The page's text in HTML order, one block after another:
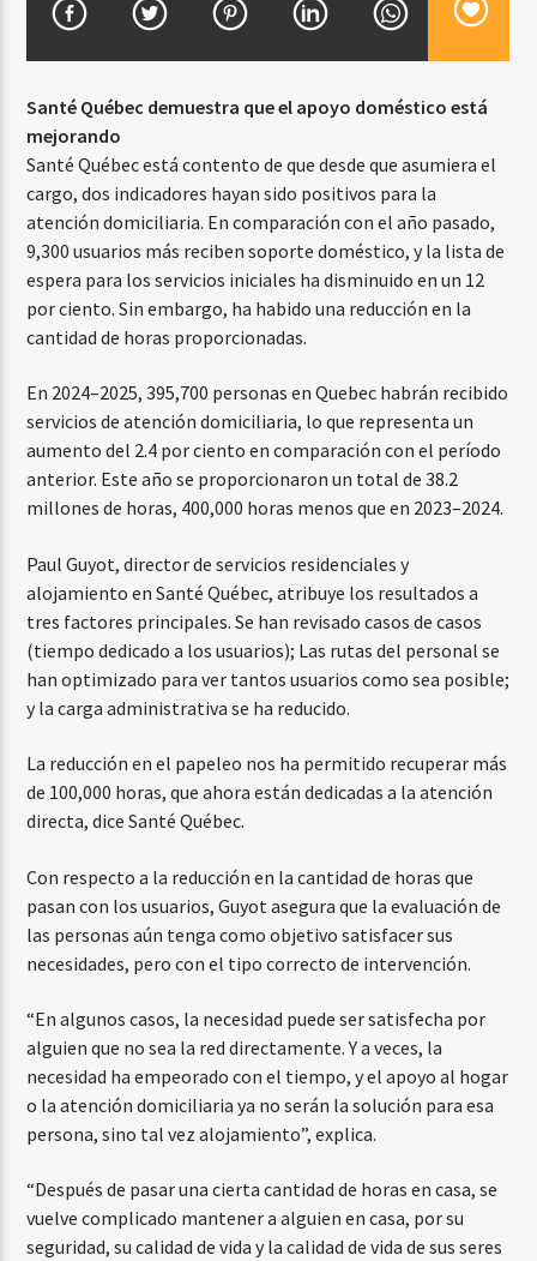
3:00 AM 6:00 AM
Beone Radio
Santé Québec demuestra que el apoyo doméstico está
mejorando
Santé Québec está contento de que desde que asumiera el
cargo, dos indicadores hayan sido positivos para la
atención domiciliaria. En comparación con el año pasado,
9,300 usuarios más reciben soporte doméstico, y la lista de
espera para los servicios iniciales ha disminuido en un 12
por ciento. Sin embargo, ha habido una reducción en la
cantidad de horas proporcionadas.
En 2024–2025, 395,700 personas en Quebec habrán recibido
servicios de atención domiciliaria, lo que representa un
aumento del 2.4 por ciento en comparación con el período
anterior. Este año se proporcionaron un total de 38.2
millones de horas, 400,000 horas menos que en 2023–2024.
Paul Guyot, director de servicios residenciales y
alojamiento en Santé Québec, atribuye los resultados a
tres factores principales. Se han revisado casos de casos
(tiempo dedicado a los usuarios); Las rutas del personal se
han optimizado para ver tantos usuarios como sea posible;
y la carga administrativa se ha reducido.
La reducción en el papeleo nos ha permitido recuperar más
de 100,000 horas, que ahora están dedicadas a la atención
directa, dice Santé Québec.
Con respecto a la reducción en la cantidad de horas que
pasan con los usuarios, Guyot asegura que la evaluación de
las personas aún tenga como objetivo satisfacer sus
necesidades, pero con el tipo correcto de intervención.
“En algunos casos, la necesidad puede ser satisfecha por
alguien que no sea la red directamente. Y a veces, la
necesidad ha empeorado con el tiempo, y el apoyo al hogar
o la atención domiciliaria ya no serán la solución para esa
persona, sino tal vez alojamiento”, explica.
“Después de pasar una cierta cantidad de horas en casa, se
vuelve complicado mantener a alguien en casa, por su
seguridad, su calidad de vida y la calidad de vida de sus seres